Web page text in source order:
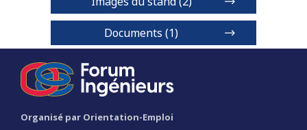
1 / 2
Documents (1)
Organisé par Orientation-Emploi